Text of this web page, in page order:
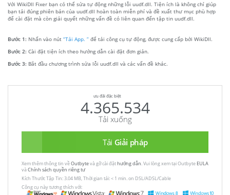
Với WikiDll Fixer bạn có thể sửa tự động những lỗi uudf.dll. Tiện ích là không chỉ giúp
bạn tải đúng phiên bản của uudf.dll hoàn toàn miễn phí và đề xuất thư mục phù hợp
để cài đặt mà còn giải quyết những vấn đề có liên quan đến tập tin uudf.dll.
Bước 1: Nhấn vào nút “Tải App. ” để tải công cụ tự động, được cung cấp bởi WikiDll.
Bước 2: Cài đặt tiện ích theo hướng dẫn cài đặt đơn giản.
Bước 3: Bắt đầu chương trình sửa lỗi uudf.dll và các vấn đề khác.
ưu đãi đặc biệt
4.365.534
Tải xuống
Tải Giải pháp
Xem thêm thông tin vềOutbytevà gỡ cài đặthướng dẫn. Vui lòng xem tại Outbyte EULA
vàChính sách quyền riêng tư
Kích Thước Tập Tin: 3.04 MB, Thời gian tải: < 1 min. on DSL/ADSL/Cable
Công cụ này tương thích với: